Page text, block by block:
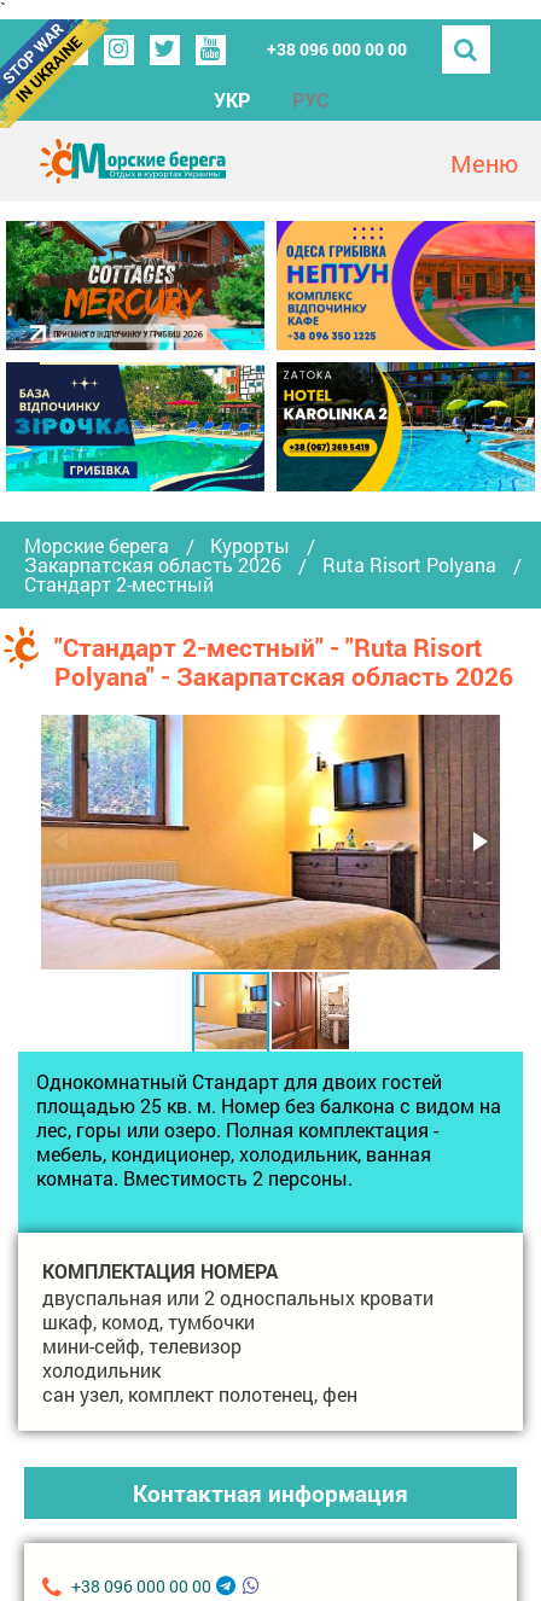
`
+38 096 000 00 00
УКР РУС
Морские берега Курорты
Закарпатская область 2026 Ruta Risort Polyana
Стандарт 2-местный
"Стандарт 2-местный" - "Ruta Risort
Polyana" - Закарпатская область 2026
Однокомнатный Стандарт для двоих гостей
площадью 25 кв. м. Номер без балкона с видом на
лес, горы или озеро. Полная комплектация -
мебель, кондиционер, холодильник, ванная
комната. Вместимость 2 персоны.
КОМПЛЕКТАЦИЯ НОМЕРА
двуспальная или 2 односпальных кровати
шкаф, комод, тумбочки
мини-сейф, телевизор
холодильник
сан узел, комплект полотенец, фен
Контактная информация
+38 096 000 00 00